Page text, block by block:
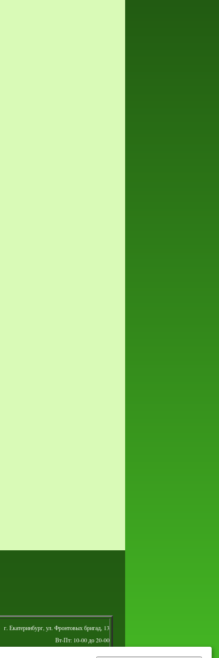
г. Екатеринбург, ул. Фронтовых бригад, 13
Вт-Пт: 10-00 до 20-00